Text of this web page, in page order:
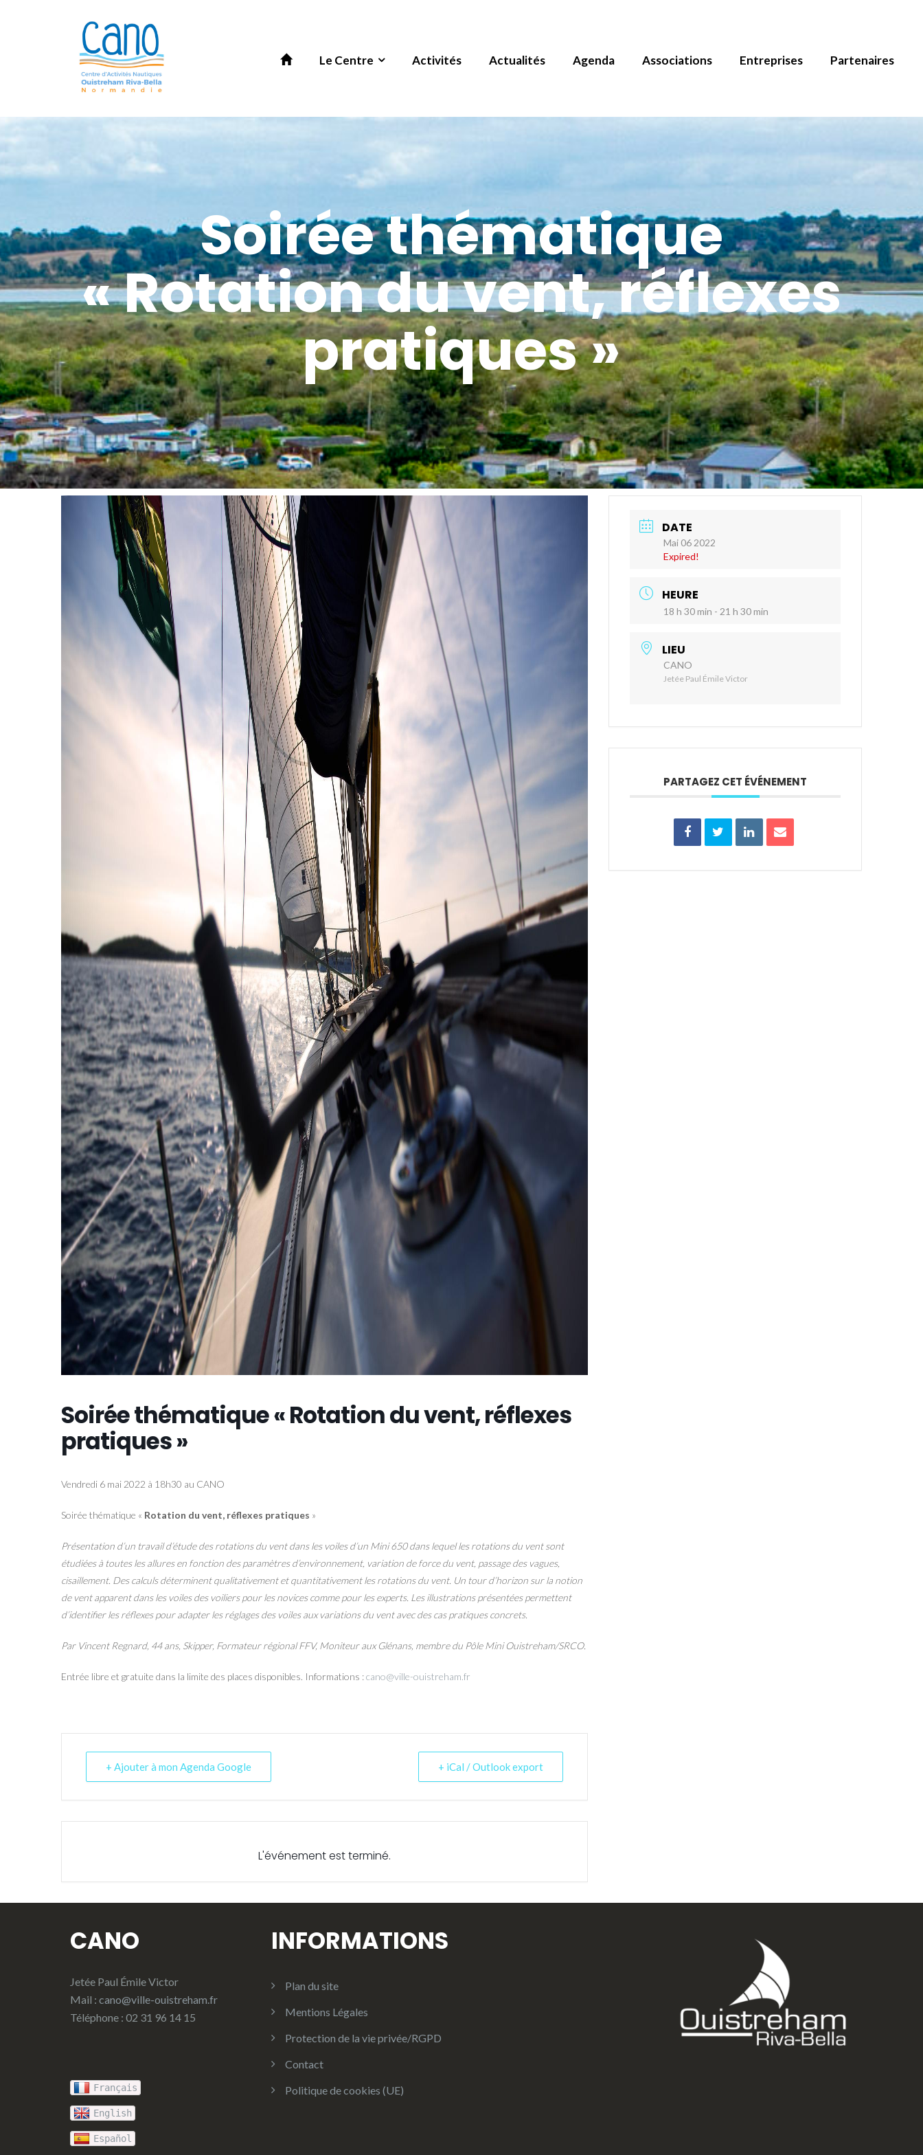
Le Centre Activités Actualités Agenda Associations Entreprises Partenaires
Soirée thématique
« Rotation du vent, réflexes
pratiques »
Soirée thématique « Rotation du vent, réflexes
pratiques »
Vendredi 6 mai 2022 à 18h30 au CANO
Soirée thématique « Rotation du vent, réflexes pratiques »
Présentation d’un travail d’étude des rotations du vent dans les voiles d’un Mini 650 dans lequel les rotations du vent sont
étudiées à toutes les allures en fonction des paramètres d’environnement, variation de force du vent, passage des vagues,
cisaillement. Des calculs déterminent qualitativement et quantitativement les rotations du vent. Un tour d’horizon sur la notion
de vent apparent dans les voiles des voiliers pour les novices comme pour les experts. Les illustrations présentées permettent
d’identifier les réflexes pour adapter les réglages des voiles aux variations du vent avec des cas pratiques concrets.
Par Vincent Regnard, 44 ans, Skipper, Formateur régional FFV, Moniteur aux Glénans, membre du Pôle Mini Ouistreham/SRCO.
Entrée libre et gratuite dans la limite des places disponibles. Informations :cano@ville-ouistreham.fr
+ Ajouter à mon Agenda Google + iCal / Outlook export
L'événement est terminé.
DATE
Mai 06 2022
Expired!
HEURE
18 h 30 min - 21 h 30 min
LIEU
CANO
Jetée Paul Émile Victor
PARTAGEZ CET ÉVÉNEMENT
CANO
Jetée Paul Émile Victor
Mail : cano@ville-ouistreham.fr
Téléphone : 02 31 96 14 15
Français
English
Español
INFORMATIONS
Plan du site
Mentions Légales
Protection de la vie privée/RGPD
Contact
Politique de cookies (UE)